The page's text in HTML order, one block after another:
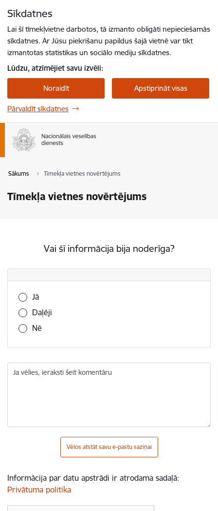
Sīkdatnes
Lai šī tīmekļvietne darbotos, tā izmanto obligāti nepieciešamās
sīkdatnes. Ar Jūsu piekrišanu papildus šajā vietnē var tikt
izmantotas statistikas un sociālo mediju sīkdatnes.
Lūdzu, atzīmējiet savu izvēli:
Noraidīt Apstiprināt visas
Pārvaldīt sīkdatnes
Sākums Tīmekļa vietnes novērtējums
Tīmekļa vietnes novērtējums
Vai šī informācija bija noderīga?
Vai šī informācija bija noderīga?
Jā
Daļēji
Nē
Ja vēlies, ieraksti šeit komentāru
Vēlos atstāt savu e-pastu saziņai
Informācija par datu apstrādi ir atrodama sadaļā:
Privātuma politika